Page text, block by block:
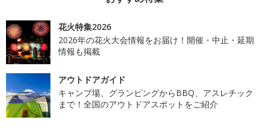
花火特集2026
2026年の花火大会情報をお届け！開催・中止・延期
情報も掲載
アウトドアガイド
キャンプ場、グランピングからBBQ、アスレチック
まで！全国のアウトドアスポットをご紹介